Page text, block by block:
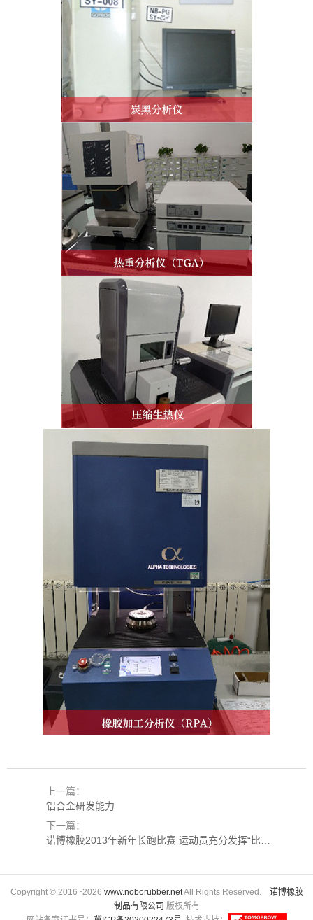
上一篇：
铝合金研发能力
下一篇：
Copyright © 2016~2026 www.noborubber.netAll Rights Reserved. 诺博橡胶
制品有限公司 版权所有